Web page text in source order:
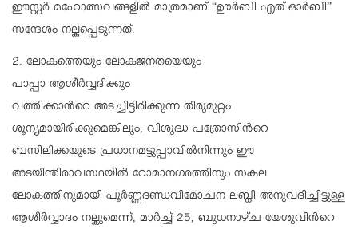
ഈസ്റ്റര്‍ മഹോത്സവങ്ങളില്‍ മാത്രമാണ് “ഊര്‍ബി എത് ഓര്‍ബി”
സന്ദേശം നല്കപ്പെടുന്നത്.
2. ലോകത്തെയും ലോകജനതയെയും
പാപ്പാ ആശീര്‍വ്വദിക്കും
വത്തിക്കാന്‍റെ അടച്ചിട്ടിരിക്കുന്ന തിരുമുറ്റം
ശൂന്യമായിരിക്കുമെങ്കിലും, വിശുദ്ധ പത്രോസിന്‍റെ
ബസിലിക്കയുടെ പ്രധാനമട്ടുപ്പാവില്‍നിന്നും ഈ
അടയിന്തിരാവസ്ഥയില്‍ റോമാനഗരത്തിനും സകല
ലോകത്തിനുമായി പൂര്‍ണ്ണദണ്ഡവിമോചന ലബ്ധി അനുവദിച്ചിട്ടുള്ള
ആശീര്‍വ്വാദം നല്കുമെന്ന്, മാര്‍ച്ച് 25, ബുധനാഴ്ച യേശുവിന്‍റെ